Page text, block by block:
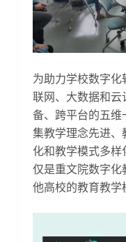
为助力学校数字
联网、大数据和
备、跨平台的五
集教学理念先进、
化和教学模式多
仅是重文院数字
他高校的教育教学